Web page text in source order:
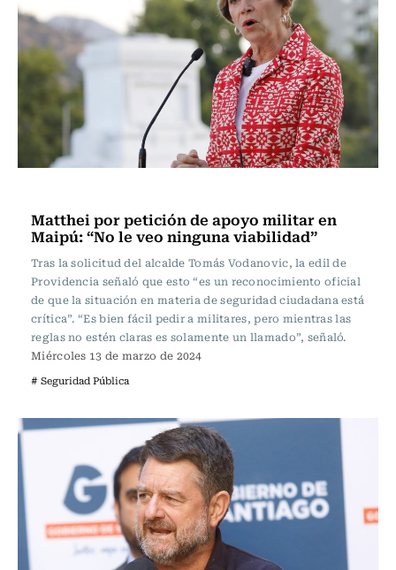
Matthei por petición de apoyo militar en
Maipú: “No le veo ninguna viabilidad”
Tras la solicitud del alcalde Tomás Vodanovic, la edil de
Providencia señaló que esto “es un reconocimiento oficial
de que la situación en materia de seguridad ciudadana está
crítica”. “Es bien fácil pedir a militares, pero mientras las
reglas no estén claras es solamente un llamado”, señaló.
Miércoles 13 de marzo de 2024
# Seguridad Pública